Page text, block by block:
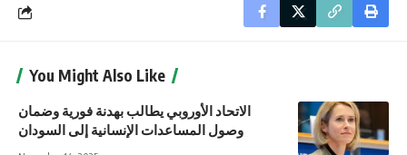
You Might Also Like
الاتحاد الأوروبي يطالب بهدنة فورية وضمان
وصول المساعدات الإنسانية إلى السودان